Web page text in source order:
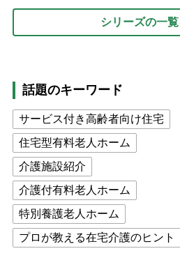
シリーズの一
話題のキーワード
サービス付き高齢者向け住宅
住宅型有料老人ホーム
介護施設紹介
介護付有料老人ホーム
特別養護老人ホーム
プロが教える在宅介護のヒント